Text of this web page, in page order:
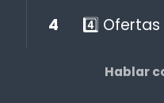
4 4️⃣ Ofertas
Hablar